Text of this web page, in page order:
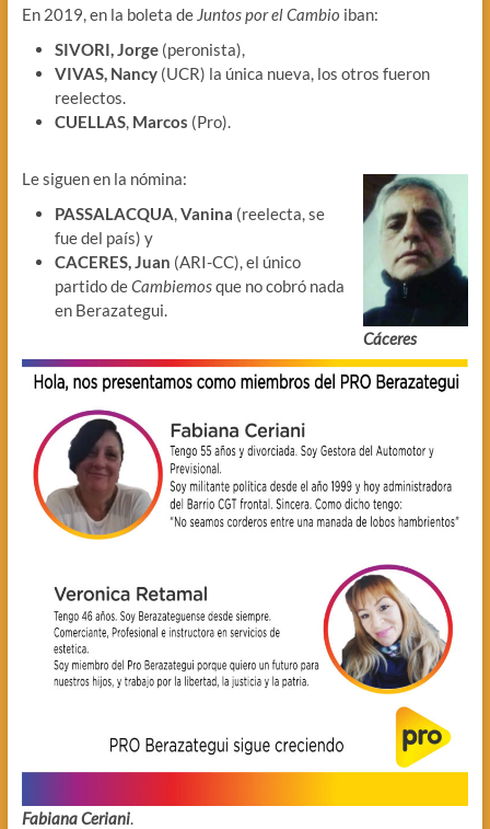
En 2019, en la boleta de Juntos por el Cambio iban:
SIVORI, Jorge (peronista),
VIVAS, Nancy (UCR) la única nueva, los otros fueron
reelectos.
CUELLAS, Marcos (Pro).
Cáceres
Le siguen en la nómina:
PASSALACQUA Vanina (reelecta, se
fue del país) y
CACERES, Juan (ARI-CC), el único
partido deCambiemosque no cobró nada
en Berazategui.
Fabiana Ceriani.